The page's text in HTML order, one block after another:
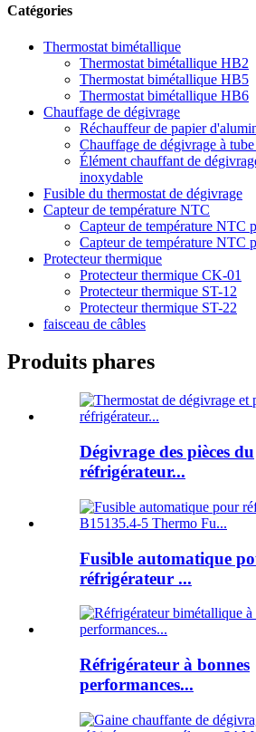
Catégories
Thermostat bimétallique
Thermostat bimétallique HB2
Thermostat bimétallique HB5
Thermostat bimétallique HB6
Chauffage de dégivrage
Réchauffeur de papier
Chauffage de dégivrage à
Élément chauffant de
inoxydable
Fusible du thermostat de dégivrage
Capteur de température NTC
Capteur de température NTC
Capteur de température NTC
Protecteur thermique
Protecteur thermique CK-01
Protecteur thermique ST-12
Protecteur thermique ST-22
faisceau de câbles
Produits phares
Dégivrage des pièces du
réfrigérateur...
Fusible automatique
réfrigérateur ...
Réfrigérateur à bonnes
performances...